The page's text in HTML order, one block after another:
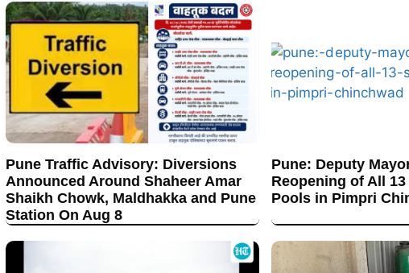
Pune Traffic Advisory: Diversions
Announced Around Shaheer Amar
Shaikh Chowk, Maldhakka and Pune
Station On Aug 8
Pune: Deputy
Reopening of All
Pools in Pimpri